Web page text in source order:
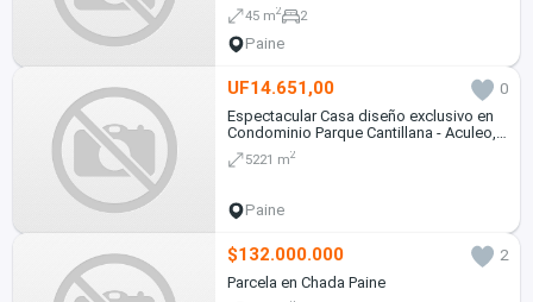
45 m2 2
Paine
UF14.651,00
0
Espectacular Casa diseño exclusivo en
Condominio Parque Cantillana - Aculeo,
Paine.
5221 m2
Paine
$132.000.000
2
Parcela en Chada Paine